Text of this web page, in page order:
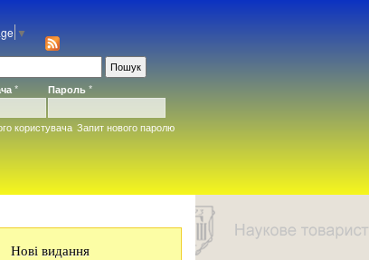
▼
* Пароль*
користувача Запит нового паролю
Нові видання